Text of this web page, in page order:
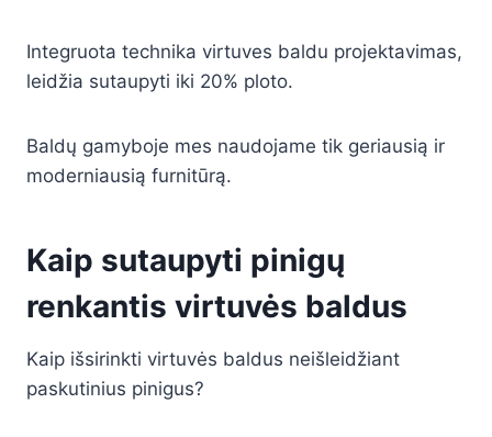
Integruota technika virtuves baldu projektavimas,
leidžia sutaupyti iki 20% ploto.
Baldų gamyboje mes naudojame tik geriausią ir
moderniausią furnitūrą.
Kaip sutaupyti pinigų
renkantis virtuvės baldus
Kaip išsirinkti virtuvės baldus neišleidžiant
paskutinius pinigus?